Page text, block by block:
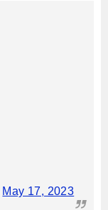
May 17, 2023